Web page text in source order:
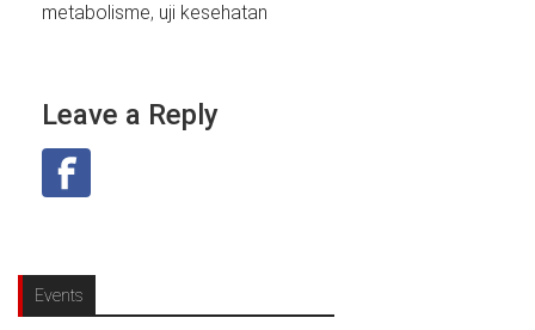
metabolisme, uji kesehatan
Leave a Reply
Events